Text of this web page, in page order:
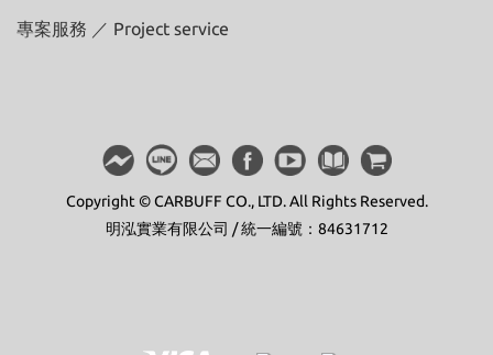
專案服務 ／ Project service
Copyright © CARBUFF CO., LTD. All Rights Reserved.
明泓實業有限公司 / 統一編號：84631712